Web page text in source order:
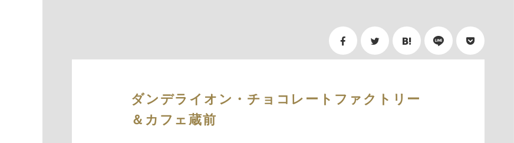
ダンデライオン・チョコレートファクトリー
＆カフェ蔵前